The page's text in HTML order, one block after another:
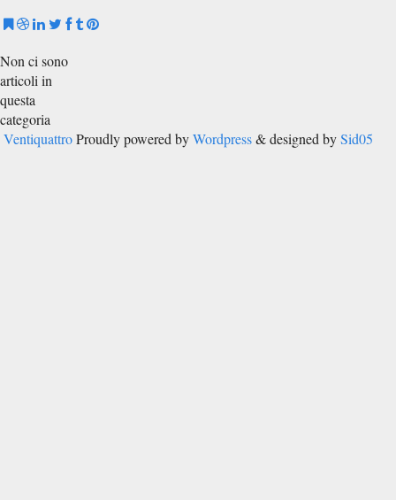
Non ci sono
articoli in
questa
categoria
Ventiquattro Proudly powered byWordpress& designed bySid05